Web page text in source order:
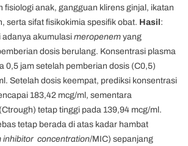
fisiologi anak, gangguan klirens ginjal, ikatan
serta sifat fisikokimia spesifik obat. Hasil:
akumulasimeropenemyang
dosis berulang. Konsentrasi plasma
0,5 jam setelah pemberian dosis (C0,5)
Setelah dosis keempat, prediksi konsentrasi
183,42 mcg/ml, sementara
(Ctrough) tetap tinggi pada 139,94 mcg/ml.
tetap berada di atas kadar hambat
inhibitor concentration/MIC) sepanjang